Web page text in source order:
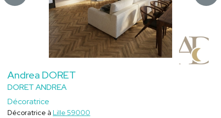
Andrea DORET
DORET ANDREA
Décoratrice
Décoratrice à Lille 59000